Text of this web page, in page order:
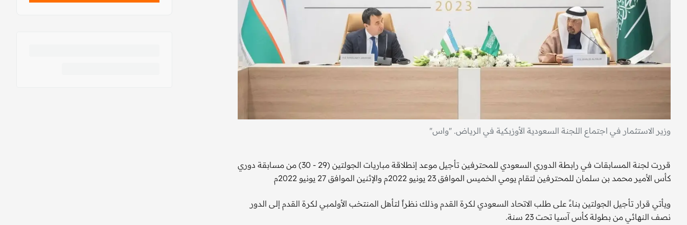
وزير الاستثمار في اجتماع اللجنة السعودية الأوزبكية في الرياض. "واس"
قررت لجنة المسابقات في رابطة الدوري السعودي للمحترفين تأجيل موعد إنطلاقة مباريات الجولتين (29 - 30) من مسابقة دوري
كأس الأمير محمد بن سلمان للمحترفين لتقام يومي الخميس الموافق 23 يونيو 2022م والإثنين الموافق 27 يونيو 2022م
ويأتي قرار تأجيل الجولتين بناءً على طلب الاتحاد السعودي لكرة القدم وذلك نظراً لتأهل المنتخب الأولمبي لكرة القدم إلى الدور
نصف النهائي من بطولة كأس آسيا تحت 23 سنة.